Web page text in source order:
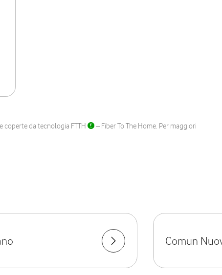
coperte da tecnologia FTTH
– Fiber To The Home. Per maggiori
Comun